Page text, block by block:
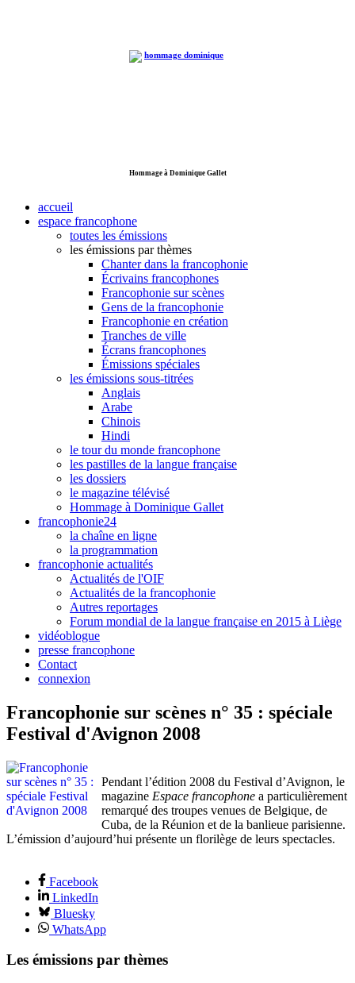
Hommage à Dominique Gallet
accueil
espace francophone
toutes les émissions
les émissions par thèmes
Chanter dans la francophonie
Écrivains francophones
Francophonie sur scènes
Gens de la francophonie
Francophonie en création
Tranches de ville
Écrans francophones
Émissions spéciales
les émissions sous-titrées
Anglais
Arabe
Chinois
Hindi
le tour du monde francophone
les pastilles de la langue française
les dossiers
le magazine télévisé
Hommage à Dominique Gallet
francophonie24
la chaîne en ligne
la programmation
francophonie actualités
Actualités de l'OIF
Actualités de la francophonie
Autres reportages
Forum mondial de la langue française en 2015 à Liège
vidéoblogue
presse francophone
Contact
connexion
Francophonie sur scènes n° 35 : spéciale
Festival d'Avignon 2008
Pendant l’édition 2008 du Festival d’Avignon, le
magazine Espace francophone a particulièrement
remarqué des troupes venues de Belgique, de
Cuba, de la Réunion et de la banlieue parisienne.
L’émission d’aujourd’hui présente un florilège de leurs spectacles.
Facebook
LinkedIn
Bluesky
WhatsApp
Les émissions par thèmes